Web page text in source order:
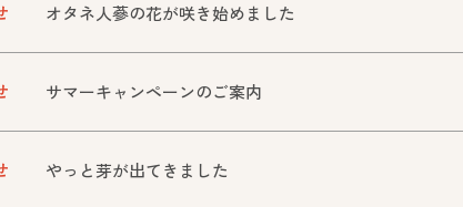
オタネ人蔘の花が咲き始めました
サマーキャンペーンのご案内
やっと芽が出てきました